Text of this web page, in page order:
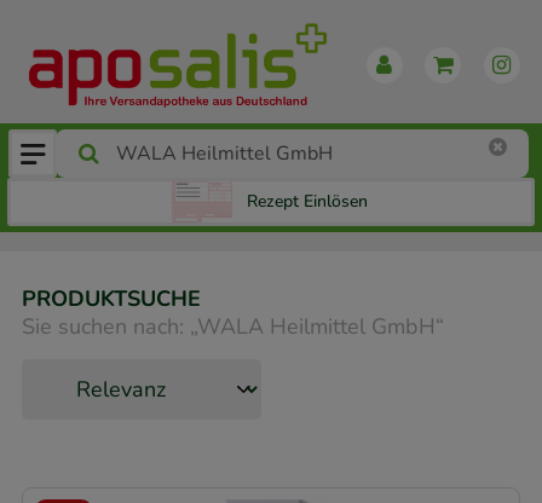
Rezept Einlösen
PRODUKTSUCHE
Sie suchen nach: „WALA Heilmittel GmbH“